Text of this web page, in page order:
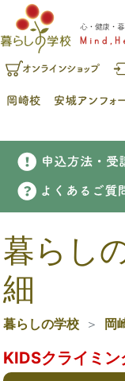
暮らし
細
暮らしの学校 岡
KIDSクライミ